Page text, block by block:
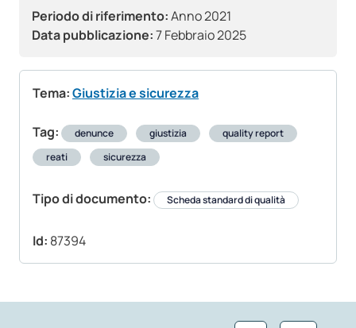
Periodo di riferimento:Anno 2021
Data pubblicazione:7 Febbraio 2025
Tema:Giustizia e sicurezza
Tag: denunce giustizia
quality report
reati
sicurezza
Tipo di documento: Scheda standard di qualità
Id: 87394